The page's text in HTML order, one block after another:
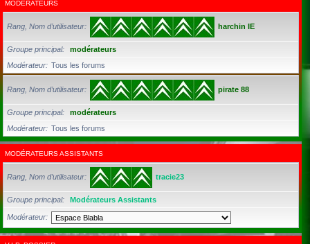
MODÉRATEURS
Rang, Nom d’utilisateur harchin IE
Groupe principal
modérateurs
Modérateur
Tous les forums
Rang, Nom d’utilisateur pirate 88
Groupe principal
modérateurs
Modérateur
Tous les forums
MODÉRATEURS ASSISTANTS
Rang, Nom d’utilisateur tracie23
Groupe principal Modérateurs Assistants
Modérateur